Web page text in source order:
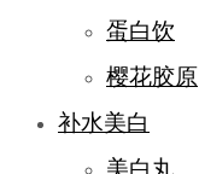
蛋白饮
樱花胶原
补水美白
美白丸